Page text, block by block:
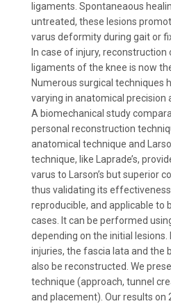
ligaments. Spontaneaous
untreated, these lesions
varus deformity during gait or
In case of injury,
ligaments of the knee is now
Numerous surgical techniques
varying in anatomical precision
A biomechanical study
personal reconstruction
anatomical technique and
technique, like Laprade’s,
varus to Larson’s but superior
thus validating its
reproducible, and applicable to
cases. It can be performed
depending on the initial lesions.
injuries, the fascia lata and the
also be reconstructed. We
technique (approach, tunnel
and placement). Our results on